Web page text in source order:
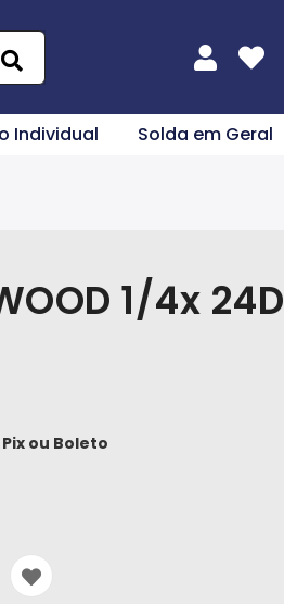
Individual Solda em Geral
1/4x 24D
Pix ou Boleto